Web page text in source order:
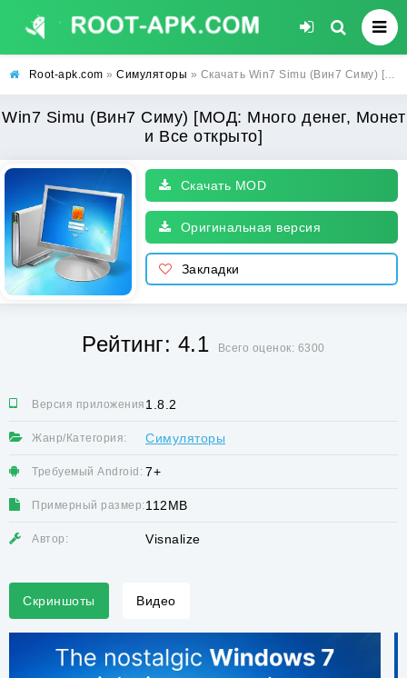
Root-apk.com » Симуляторы » Скачать Win7 Simu (Вин7 Симу) [МОД: Много денег, Монет и Все открыто] | Взлом Win7 Simu на Андроид
Win7 Simu (Вин7 Симу) [МОД: Много денег, Монет
и Все открыто]
Скачать MOD
Оригинальная версия
Закладки
Рейтинг: 4.1 Всего оценок: 6300
Версия приложения:1.8.2
Жанр/Категория: Симуляторы
Требуемый Android: 7+
Примерный размер: 112MB
Автор: Visnalize
Скриншоты Видео